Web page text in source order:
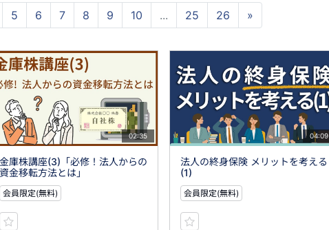
5 6 7 8 9 10 ... 25 26 »
02:35
金庫株講座(3)「必修！法人からの
資金移転方法とは」
会員限定(無料)
04:09
法人の終身保険 メリットを考える
(1)
会員限定(無料)